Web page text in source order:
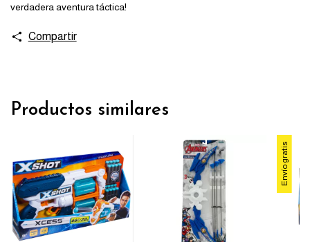
verdadera aventura táctica!
Compartir
Productos similares
Envío gratis